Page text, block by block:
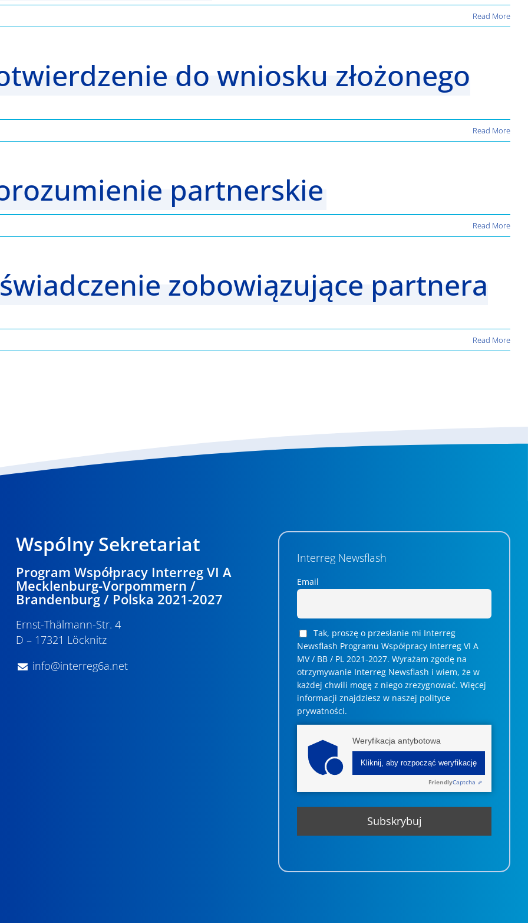
Read More
do wniosku złożonego
Read More
partnerskie
Read More
zobowiązujące partnera
Read More
Wspólny Sekretariat
Program Współpracy Interreg VI A
Mecklenburg-Vorpommern /
Brandenburg / Polska 2021-2027
Ernst-Thälmann-Str. 4
D – 17321 Löcknitz
info@interreg6a.net
Interreg Newsflash
Email
Tak, proszę o przesłanie mi Interreg
Newsflash Programu Współpracy Interreg VI A
MV / BB / PL 2021-2027. Wyrażam zgodę na
otrzymywanie Interreg Newsflash i wiem, że w
każdej chwili mogę z niego zrezygnować. ­­Więcej
informacji znajdziesz w naszej polityce
prywatności.
Weryfikacja antybotowa
Kliknij, aby rozpocząć weryfikację
FriendlyCaptcha ⇗